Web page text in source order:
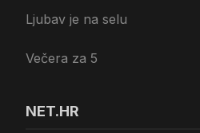
Ljubav je na selu
Večera za 5
NET.HR